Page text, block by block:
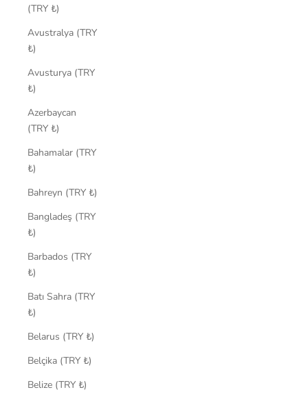
(TRY ₺)
Avustralya (TRY
₺)
Avusturya (TRY
₺)
Azerbaycan
(TRY ₺)
Bahamalar (TRY
₺)
Bahreyn (TRY ₺)
Bangladeş (TRY
₺)
Barbados (TRY
₺)
Batı Sahra (TRY
₺)
Belarus (TRY ₺)
Belçika (TRY ₺)
Belize (TRY ₺)